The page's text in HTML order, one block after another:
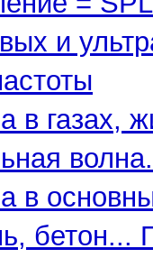
и
в газах,
волна.
в
бетон...